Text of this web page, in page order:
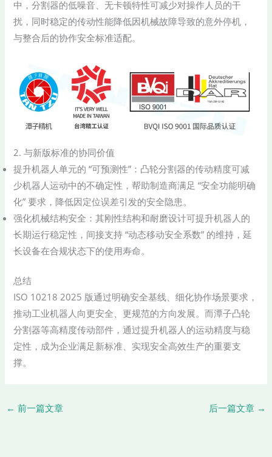
中，分割器的低噪音、无卡顿特性可减少对操作人员的干
扰，同时稳定的传动性能降低因机械故障导致的意外停机，
与整合后的协作安全标准适配。
2. 与新版标准的协同价值
提升机器人单元的 “可预测性”：凸轮分割器的传动精度可减
少机器人运动中的不确定性，帮助制造商满足 “安全功能明确
化” 要求，降低因定位误差引发的安全隐患。
强化机械结构安全：其刚性结构和耐磨设计可提升机器人的
长期运行稳定性，间接支持 “动态移动安全系数” 的维持，延
长设备在合规状态下的使用寿命。
总结
ISO 10218 2025 版通过明确安全基线、细化协作场景要求，
推动工业机器人向更安全、更规范的方向发展。而潭子凸轮
分割器等高精度传动部件，通过提升机器人的运动精度与稳
定性，成为企业满足新标准、实现安全高效生产的重要支
撑。
← 前一篇文章 后一篇文章 →